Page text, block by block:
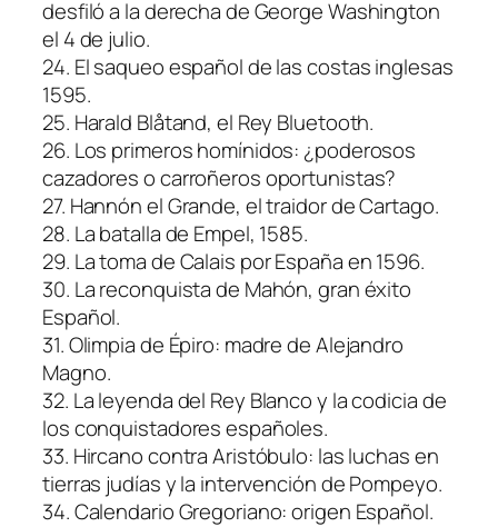
desfiló a la derecha de George Washington
el 4 de julio.
24. El saqueo español de las costas inglesas
1595.
25. Harald Blåtand, el Rey Bluetooth.
26. Los primeros homínidos: ¿poderosos
cazadores o carroñeros oportunistas?
27. Hannón el Grande, el traidor de Cartago.
28. La batalla de Empel, 1585.
29. La toma de Calais por España en 1596.
30. La reconquista de Mahón, gran éxito
Español.
31. Olimpia de Épiro: madre de Alejandro
Magno.
32. La leyenda del Rey Blanco y la codicia de
los conquistadores españoles.
33. Hircano contra Aristóbulo: las luchas en
tierras judías y la intervención de Pompeyo.
34. Calendario Gregoriano: origen Español.